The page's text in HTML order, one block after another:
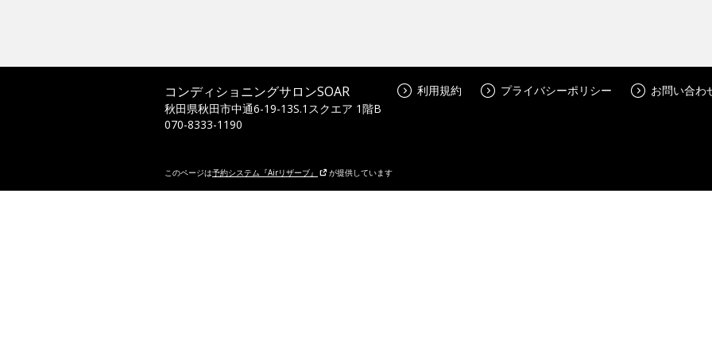
コンディショニングサロンSOAR
秋田県秋田市中通6-19-13S.1スクエア 1階B
070-8333-1190
利用規約 プライバシーポリシー お問い合わ
このページは予約システム『Airリザーブ』 が提供しています